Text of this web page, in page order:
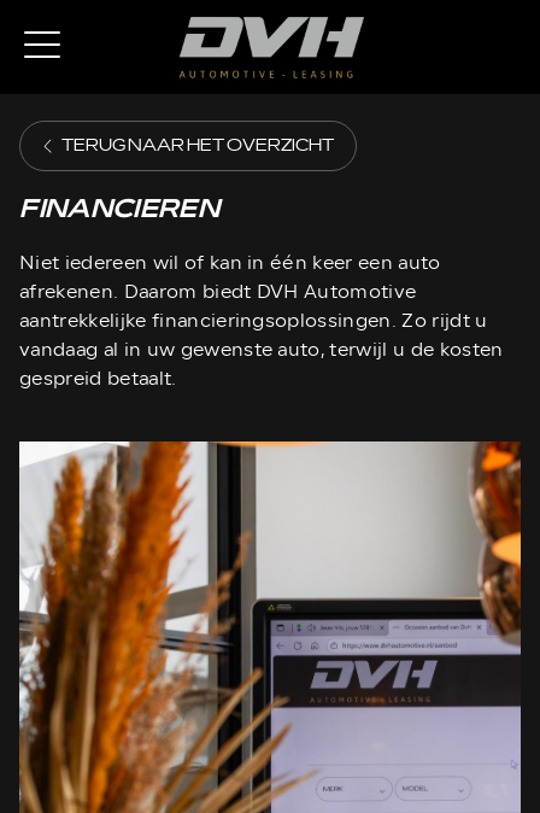
TERUG NAAR HET OVERZICHT
FINANCIEREN
Niet iedereen wil of kan in één keer een auto
afrekenen. Daarom biedt DVH Automotive
aantrekkelijke financieringsoplossingen. Zo rijdt u
vandaag al in uw gewenste auto, terwijl u de kosten
gespreid betaalt.